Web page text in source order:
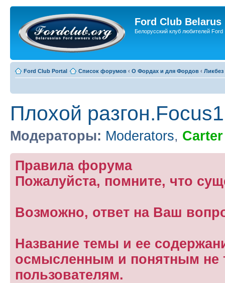
Ford Club Belarus
Белорусский клуб любителей Ford
Ford Club Portal Список форумов ‹ О Фордах и для Фордов ‹ Ликбез
Плохой разгон.Focus1
Модераторы: Moderators, Carter
Правила форума
Пожалуйста, помните, что
Возможно, ответ на Ваш
Название темы и ее
осмысленным и понятным не
пользователям.